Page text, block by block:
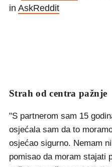
in AskReddit
Strah od centra pažnje
"S partnerom sam 15
osjećala sam da to
osjećao sigurno. Nemam
pomisao da moram stajati